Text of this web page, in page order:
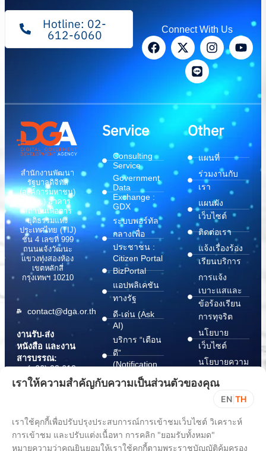
Hotline: 02-
612-6060 Connect With Us
สำนักงานพัฒนา
รัฐบาลดิจิทัล
(องค์การมหาชน)
(สพร.) อาคาร
สถาบันเพื่อการ
ยุติธรรมแห่ง
ประเทศไทย (TIJ)
ชั้น 4 เลขที่ 999
ถนนแจ้งวัฒนะ
แขวงทุ่งสองห้อง
เขตหลักสี่
กรุงเทพฯ 10210
contact@dga.or.th
งานรับ-ส่ง
หนังสือ และงาน
สารบรรณ:
(+66) 02 612
6000
saraban@dga.or.th
Center:
(+66) 02 612
6060
Service
Consulting
Service
Government
Data
Exchange :
GDX
ระบบพอร์ทัล
กลางเพื่อ
ประชาชน :
Citizen Portal
BizPortal
แอปพลิเคชัน
ทางรัฐ
ดี-เด่น (Ask
AI)
บริการ “เตือน
ดี”
(Notification
บริการ
(Document
Wallet)
Other
แผนที่
ร่วมงานกับ
เรา
แผนผัง
เว็บไซต์
ติดต่อเรา
แจ้งเรื่องร้อง
เรียนบริการ
การแจ้ง
เบาะแสและ
ข้อร้องเรียน
การทุจริต
นโยบาย
เว็บไซต์
นโยบายความ
ปลอดภัย
สารสนเทศ
เราให้ความสำคัญกับความเป็นส่วนตัวของคุณ
EN TH
เราใช้คุกกี้เพื่อปรับปรุงประสบการณ์การเข้าชมเว็บไซต์ วิเคราะห์
การเข้าชม และปรับแต่งเนื้อหา การคลิก "ยอมรับทั้งหมด"
หมายความว่าคุณยินยอมให้เราใช้คุกกี้ตามพระราชบัญญัติคุ้มครอง